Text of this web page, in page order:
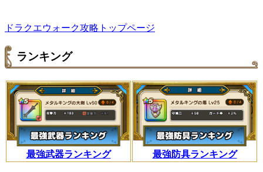
ドラクエウォーク攻略トップページ
ランキング
最強武器ランキング 最強防具ランキング